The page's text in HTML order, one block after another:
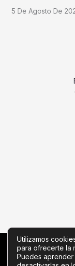
5 De Agosto De
Copyright ©
Utilizamos
para ofrecerte la
Puedes